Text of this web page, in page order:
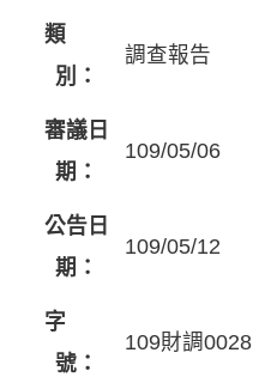
類
別：
調查報告
審議日
期：
109/05/06
公告日
期：
109/05/12
字
號：
109財調0028